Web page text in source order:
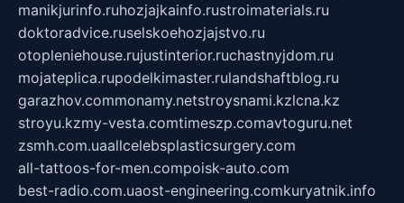
manikjurinfo.ruhozjajkainfo.rustroimaterials.ru
doktoradvice.ruselskoehozjajstvo.ru
otopleniehouse.rujustinterior.ruchastnyjdom.ru
mojateplica.rupodelkimaster.rulandshaftblog.ru
garazhov.commonamy.netstroysnami.kzlcna.kz
stroyu.kzmy-vesta.comtimeszp.comavtoguru.net
zsmh.com.uaallcelebsplasticsurgery.com
all-tattoos-for-men.compoisk-auto.com
best-radio.com.uaost-engineering.comkuryatnik.info